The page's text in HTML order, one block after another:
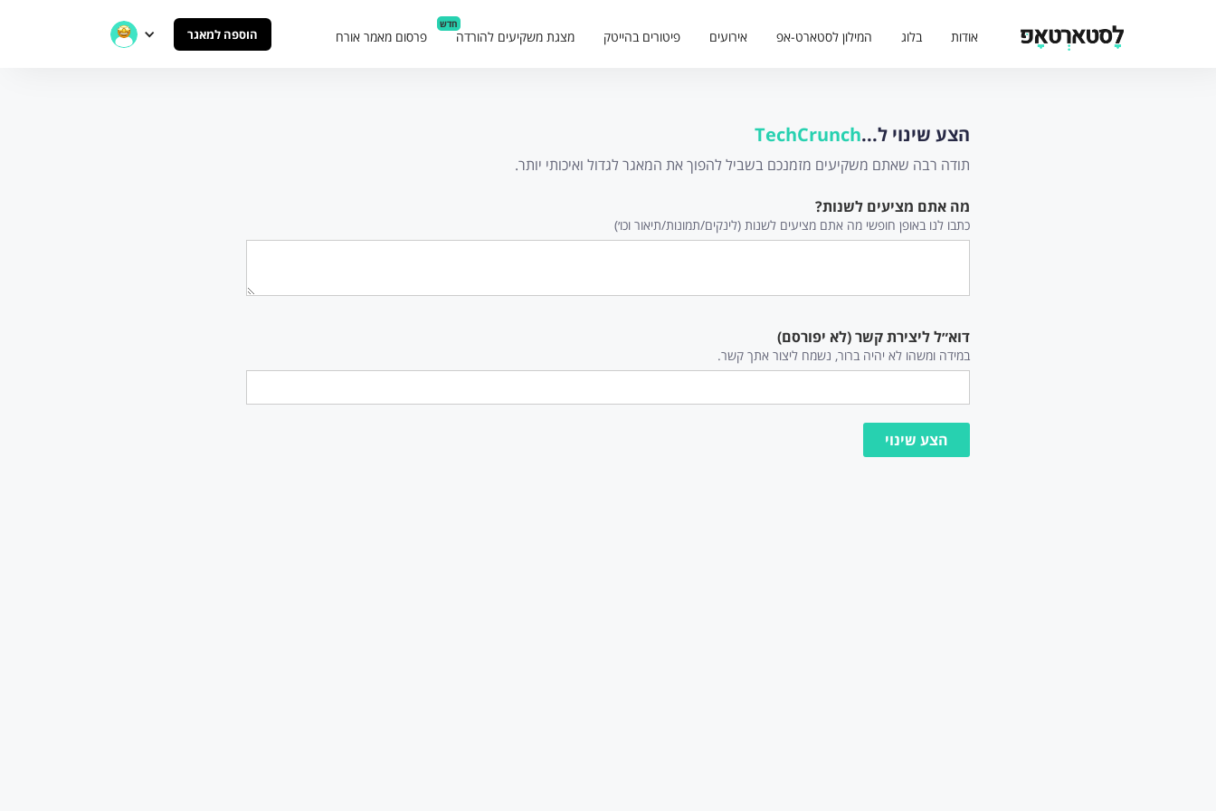
אודות בלוג המילון לסטארט-אפ אירועים פיטורים בהייטק מצגת משקיעים להורדה
חדש
פרסום מאמר אורח הוספה למאגר
הצע שינוי ל...TechCrunch
תודה רבה שאתם משקיעים מזמנכם בשביל להפוך את המאגר לגדול ואיכותי יותר.
מה אתם מציעים לשנות?
כתבו לנו באופן חופשי מה אתם מציעים לשנות (לינקים/תמונות/תיאור וכו׳)
דוא״ל ליצירת קשר (לא יפורסם)
במידה ומשהו לא יהיה ברור, נשמח ליצור אתך קשר.